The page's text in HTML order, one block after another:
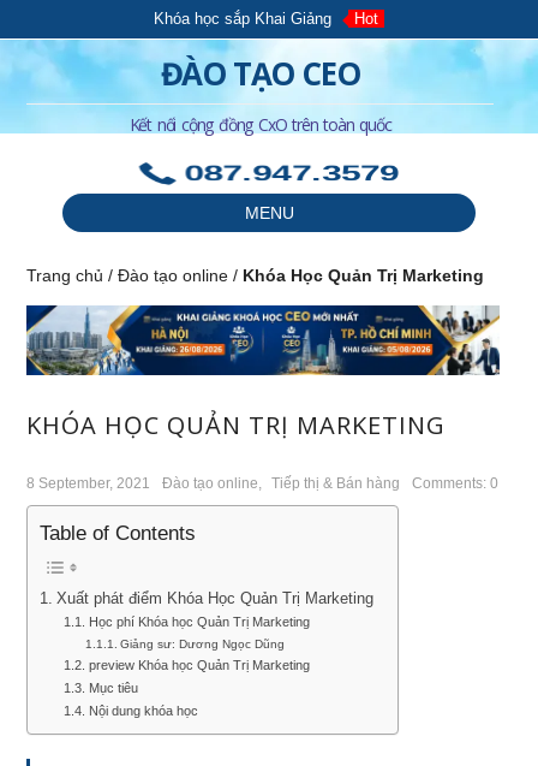
Khóa học sắp Khai Giảng Hot
ĐÀO TẠO CEO
Kết nối cộng đồng CxO trên toàn quốc
087.947.3579
MENU
Trang chủ /Đào tạo online / Khóa Học Quản Trị Marketing
KHÓA HỌC QUẢN TRỊ MARKETING
8 September, 2021 Đào tạo online, Tiếp thị & Bán hàng Comments: 0
Table of Contents
Xuất phát điểm Khóa Học Quản Trị Marketing
Học phí Khóa học Quản Trị Marketing
Giảng sư: Dương Ngọc Dũng
preview Khóa học Quản Trị Marketing
Mục tiêu
Nội dung khóa học